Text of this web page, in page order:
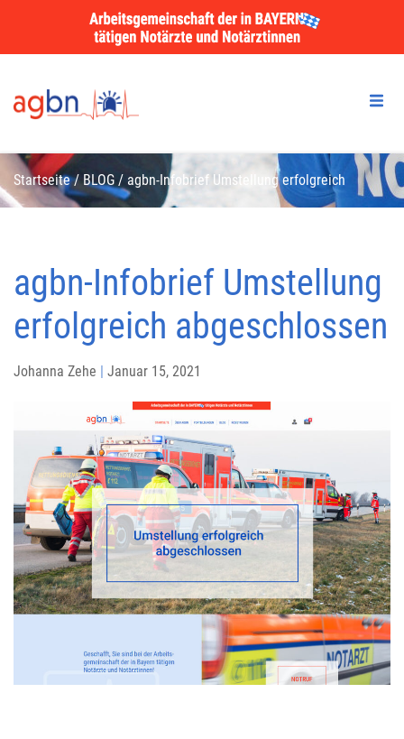
Startseite/BLOG / agbn-Infobrief Umstellung erfolgreich
agbn-Infobrief Umstellung
erfolgreich abgeschlossen
Johanna Zehe | Januar 15, 2021